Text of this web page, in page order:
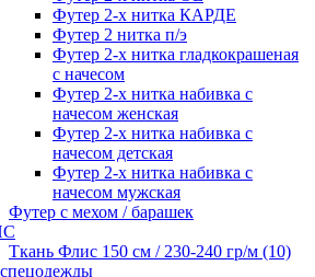
Футер 2-х нитка КАРДЕ
Футер 2 нитка п/э
Футер 2-х нитка гладкокрашеная
с начесом
Футер 2-х нитка набивка с
начесом женская
Футер 2-х нитка набивка с
начесом детская
Футер 2-х нитка набивка с
начесом мужская
Футер с мехом / барашек
Ткань Флис 150 см / 230-240 гр/м (10)